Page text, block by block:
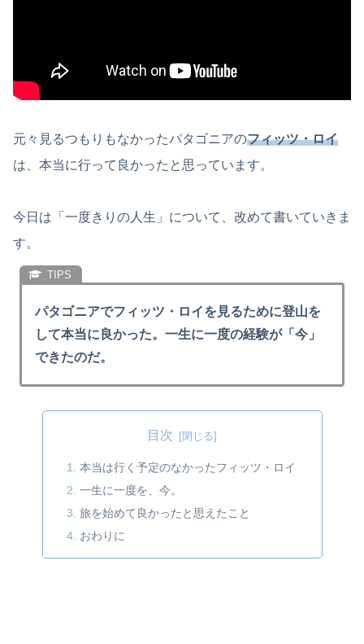
元々見るつもりもなかったパタゴニアのフィッツ・ロイ
は、本当に行って良かったと思っています。
今日は「一度きりの人生」について、改めて書いていきま
す。
パタゴニアでフィッツ・ロイを見るために登山を
して本当に良かった。一生に一度の経験が「今」
できたのだ。
目次
本当は行く予定のなかったフィッツ・ロイ
一生に一度を、今。
旅を始めて良かったと思えたこと
おわりに